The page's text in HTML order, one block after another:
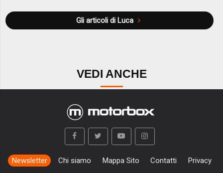
Gli articoli di Luca
VEDI ANCHE
Newsletter Chi siamo Mappa Sito Contatti
Privacy